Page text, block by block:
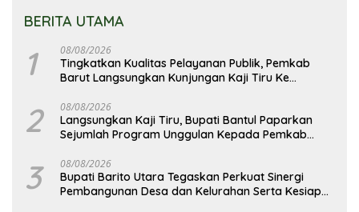
BERITA UTAMA
1 08/08/2026
Tingkatkan Kualitas Pelayanan Publik, Pemkab
Barut Langsungkan Kunjungan Kaji Tiru Ke
2 08/08/2026
Langsungkan Kaji Tiru, Bupati Bantul Paparkan
Sejumlah Program Unggulan Kepada Pemkab
3 08/08/2026
Bupati Barito Utara Tegaskan Perkuat Sinergi
Pembangunan Desa dan Kelurahan Serta Kesiapan